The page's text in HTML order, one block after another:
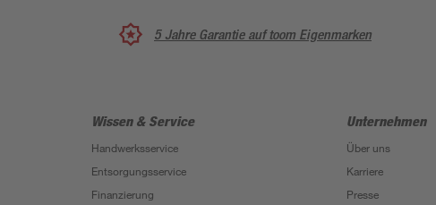
5 Jahre Garantie auf toom Eigenmarken
Wissen & Service
Handwerksservice
Entsorgungsservice
Finanzierung
Unternehmen
Über uns
Karriere
Presse